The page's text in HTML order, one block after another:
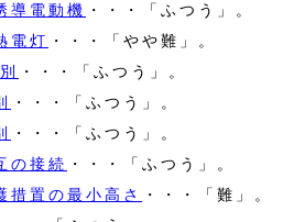
導電動機 ・・・「ふつう」。
電灯 ・・・「やや難」。
・・・「ふつう」。
・・・「ふつう」。
・・・「ふつう」。
の接続 ・・・「ふつう」。
措置の最小高さ
・・・「難」。